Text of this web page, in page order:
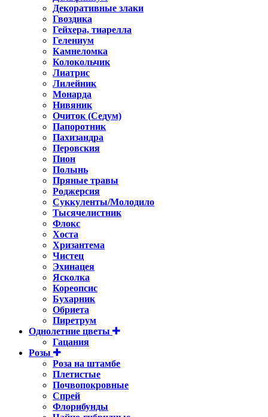
Декоративные злаки
Гвоздика
Гейхера, тиарелла
Гелениум
Камнеломка
Колокольчик
Лиатрис
Лилейник
Монарда
Нивяник
Очиток (Седум)
Папоротник
Пахизандра
Перовския
Пион
Полынь
Пряные травы
Роджерсия
Суккуленты/Молодило
Тысячелистник
Флокс
Хоста
Хризантема
Чистец
Эхинацея
Ясколка
Кореопсис
Бухарник
Обриета
Пиретрум
Однолетние цветы
Гацания
Розы
Роза на штамбе
Плетистые
Почвопокровные
Спрей
Флорибунды